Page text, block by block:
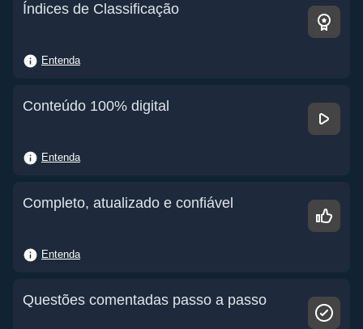
Índices de Classificação
Entenda
Conteúdo 100% digital
Entenda
Completo, atualizado e confiável
Entenda
Questões comentadas passo a passo